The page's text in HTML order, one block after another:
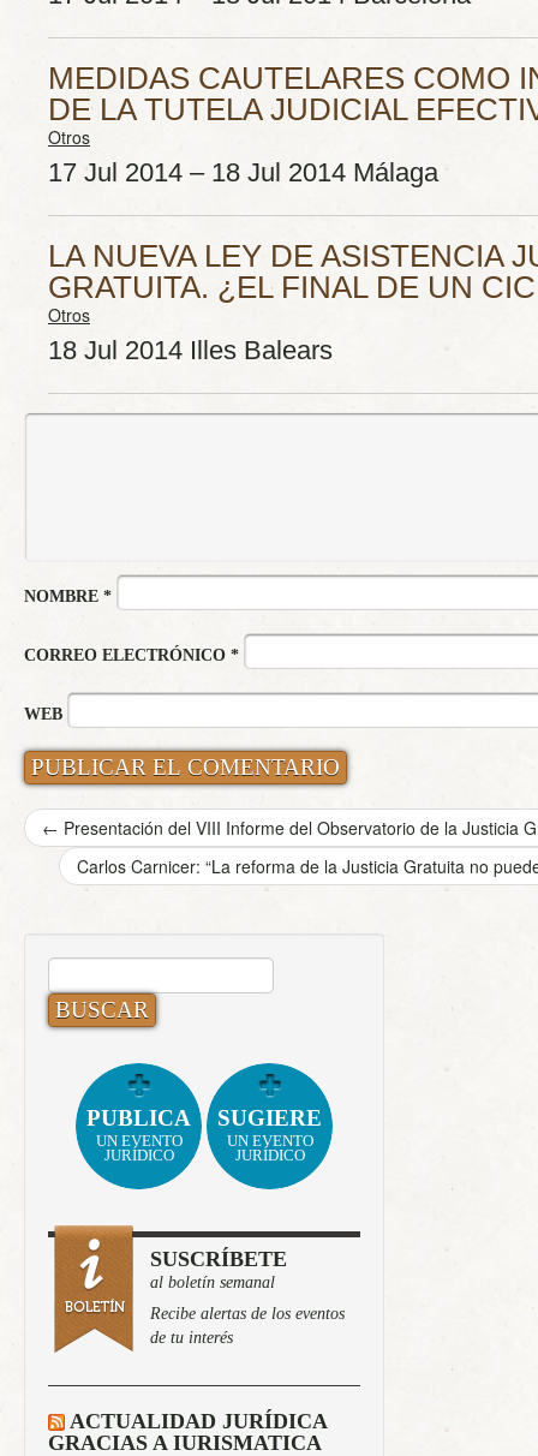
MEDIDAS CAUTELARES COMO
DE LA TUTELA JUDICIAL
Otros
17 Jul 2014 – 18 Jul 2014 Málaga
LA NUEVA LEY DE ASISTENCIA
GRATUITA. ¿EL FINAL DE UN
Otros
18 Jul 2014 Illes Balears
NOMBRE *
CORREO ELECTRÓNICO *
WEB
← Presentación del VIII Informe del Observatorio de la Justicia
Carlos Carnicer: “La reforma de la Justicia Gratuita no
BUSCAR:
PUBLICA
UN EVENTO
JURÍDICO
SUGIERE
UN EVENTO
JURÍDICO
SUSCRÍBETE
al boletín semanal
Recibe alertas de los eventos
de tu interés
ACTUALIDAD JURÍDICA
GRACIAS A IURISMATICA